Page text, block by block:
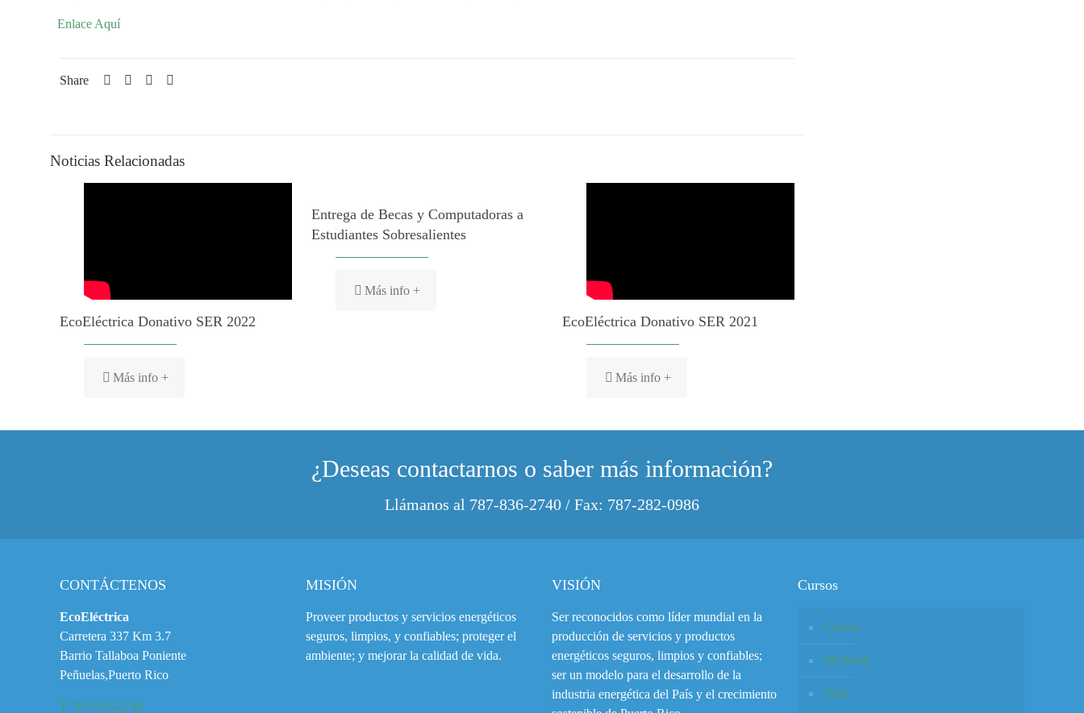
Enlace Aquí
Share
Noticias Relacionadas
EcoEléctrica Donativo SER 2022
Más info +
Entrega de Becas y Computadoras a
Estudiantes Sobresalientes
Más info +
EcoEléctrica Donativo SER 2021
Más info +
¿Deseas contactarnos o saber más información?
Llámanos al 787-836-2740 / Fax: 787-282-0986
CONTÁCTENOS
EcoEléctrica
Carretera 337 Km 3.7
Barrio Tallaboa Poniente
Peñuelas,Puerto Rico
T 787-836-2740
MISIÓN
Proveer productos y servicios energéticos
seguros, limpios, y confiables; proteger el
ambiente; y mejorar la calidad de vida.
VISIÓN
Ser reconocidos como líder mundial en la
producción de servicios y productos
energéticos seguros, limpios y confiables;
ser un modelo para el desarrollo de la
industria energética del País y el crecimiento
Cursos
Cursos
Mi Perfil
Salir